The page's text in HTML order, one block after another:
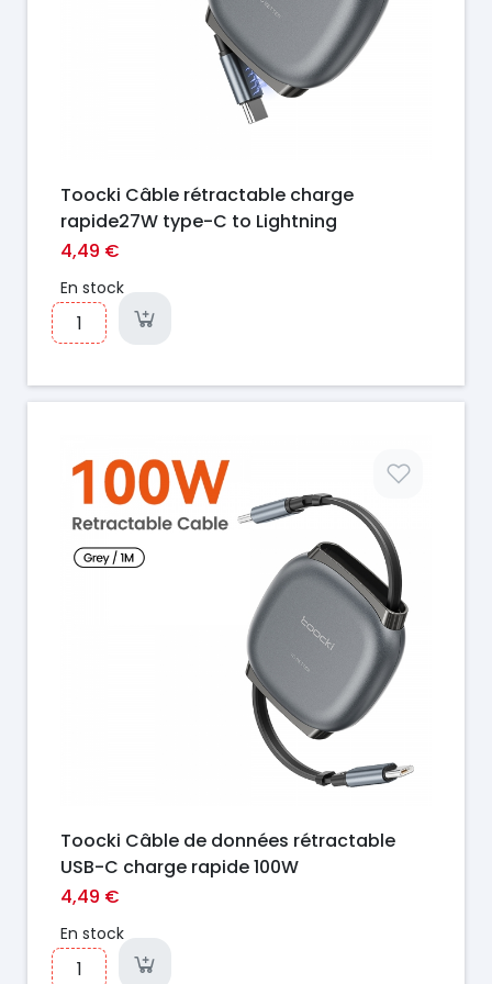
Toocki Câble rétractable charge
rapide27W type-C to Lightning
4,49 €
En stock
Prix
Toocki Câble de données rétractable
USB-C charge rapide 100W
4,49 €
En stock